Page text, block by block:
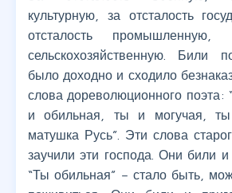
культурную, за отсталость
отсталость промышленную,
сельскохозяйственную. Били
было доходно и сходило
слова дореволюционного поэта:
и обильная, ты и могучая, ты
матушка Русь”. Эти слова
заучили эти господа. Они били
“Ты обильная” – стало быть,